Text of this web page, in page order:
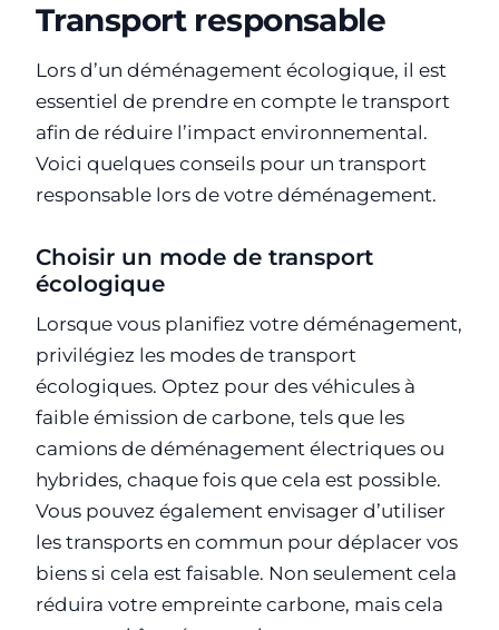
Transport responsable
Lors d’un déménagement écologique, il est
essentiel de prendre en compte le transport
afin de réduire l’impact environnemental.
Voici quelques conseils pour un transport
responsable lors de votre déménagement.
Choisir un mode de transport
écologique
Lorsque vous planifiez votre déménagement,
privilégiez les modes de transport
écologiques. Optez pour des véhicules à
faible émission de carbone, tels que les
camions de déménagement électriques ou
hybrides, chaque fois que cela est possible.
Vous pouvez également envisager d’utiliser
les transports en commun pour déplacer vos
biens si cela est faisable. Non seulement cela
réduira votre empreinte carbone, mais cela